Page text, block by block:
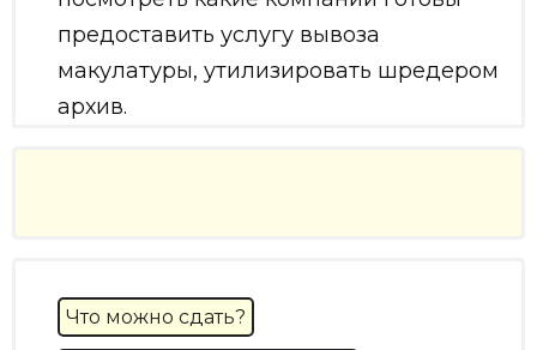
предоставить услугу вывоза
макулатуры, утилизировать шредером
архив.
Что можно сдать?